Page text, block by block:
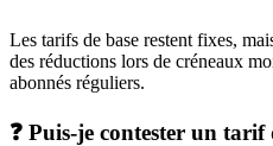
Les tarifs de base restent fixes,
des réductions lors de créneaux
abonnés réguliers.
❓ Puis-je contester un tarif